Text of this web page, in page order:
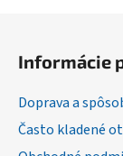
Informácie
Doprava a
Často kladené